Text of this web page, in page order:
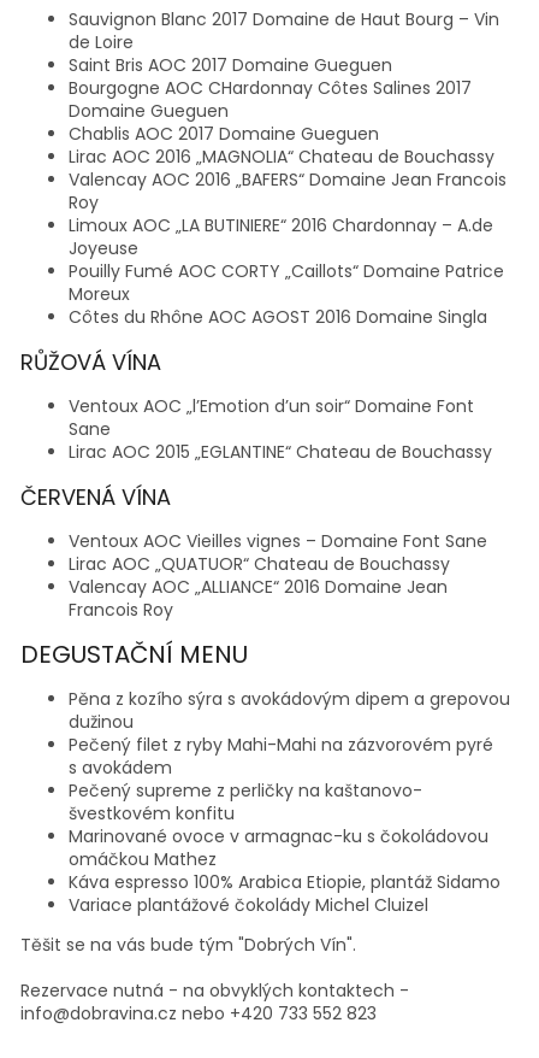
Sauvignon Blanc 2017 Domaine de Haut Bourg – Vin
de Loire
Saint Bris AOC 2017 Domaine Gueguen
Bourgogne AOC CHardonnay Côtes Salines 2017
Domaine Gueguen
Chablis AOC 2017 Domaine Gueguen
Lirac AOC 2016 „MAGNOLIA“ Chateau de Bouchassy
Valencay AOC 2016 „BAFERS“ Domaine Jean Francois
Roy
Limoux AOC „LA BUTINIERE“ 2016 Chardonnay – A.de
Joyeuse
Pouilly Fumé AOC CORTY „Caillots“ Domaine Patrice
Moreux
Côtes du Rhône AOC AGOST 2016 Domaine Singla
RŮŽOVÁ VÍNA
Ventoux AOC „l’Emotion d’un soir“ Domaine Font
Sane
Lirac AOC 2015 „EGLANTINE“ Chateau de Bouchassy
ČERVENÁ VÍNA
Ventoux AOC Vieilles vignes – Domaine Font Sane
Lirac AOC „QUATUOR“ Chateau de Bouchassy
Valencay AOC „ALLIANCE“ 2016 Domaine Jean
Francois Roy
DEGUSTAČNÍ MENU
Pěna z kozího sýra s avokádovým dipem a grepovou
dužinou
Pečený filet z ryby Mahi-Mahi na zázvorovém pyré
s avokádem
Pečený supreme z perličky na kaštanovo-
švestkovém konfitu
Marinované ovoce v armagnac-ku s čokoládovou
omáčkou Mathez
Káva espresso 100% Arabica Etiopie, plantáž Sidamo
Variace plantážové čokolády Michel Cluizel
Těšit se na vás bude tým "Dobrých Vín".
Rezervace nutná - na obvyklých kontaktech -
info@dobravina.cz nebo +420 733 552 823